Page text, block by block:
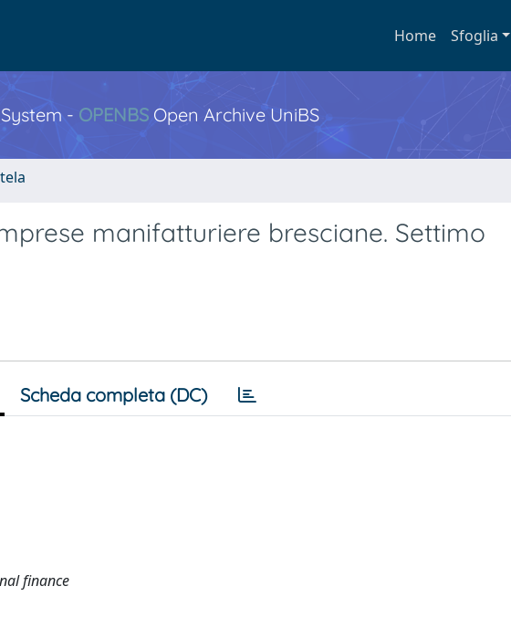
Home Sfoglia
- OPENBS Open Archive UniBS
manifatturiere bresciane. Settimo
Scheda completa (DC)
finance